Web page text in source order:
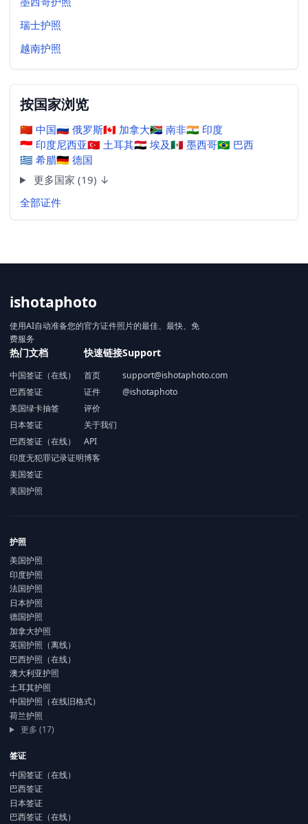
瑞士护照
越南护照
按国家浏览
🇨🇳 中国🇷🇺 俄罗斯🇨🇦 加拿大🇿🇦 南非🇮🇳 印度
🇮🇩 印度尼西亚🇹🇷 土耳其🇪🇬 埃及🇲🇽 墨西哥🇧🇷 巴西
🇬🇷 希腊🇩🇪 德国
更多国家 (19) ↓
全部证件
ishotaphoto
使用AI自动准备您的官方证件照片的最佳、最快、免
费服务
热门文档
中国签证（在线）
巴西签证
美国绿卡抽签
日本签证
巴西签证（在线）
印度无犯罪记录证明
美国签证
美国护照
快速链接
首页
证件
评价
关于我们
API
博客
Support
support@ishotaphoto.com
@ishotaphoto
护照
美国护照
印度护照
法国护照
日本护照
德国护照
加拿大护照
英国护照（离线）
巴西护照（在线）
澳大利亚护照
土耳其护照
中国护照（在线旧格式）
荷兰护照
更多 (17)
签证
中国签证（在线）
巴西签证
日本签证
巴西签证（在线）